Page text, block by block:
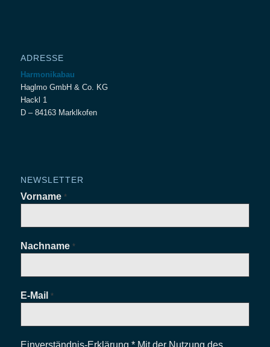
ADRESSE
Harmonikabau
Haglmo GmbH & Co. KG
Hackl 1
D – 84163 Marklkofen
NEWSLETTER
Vorname *
Nachname *
E-Mail *
Einverständnis-Erklärung * Mit der Nutzung des